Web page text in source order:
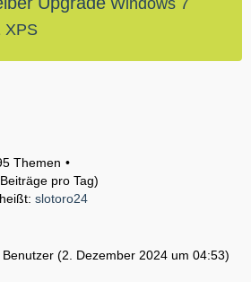
Windows 7
XPS
Themen
pro Tag)
slotoro24
(2. Dezember 2024 um 04:53)